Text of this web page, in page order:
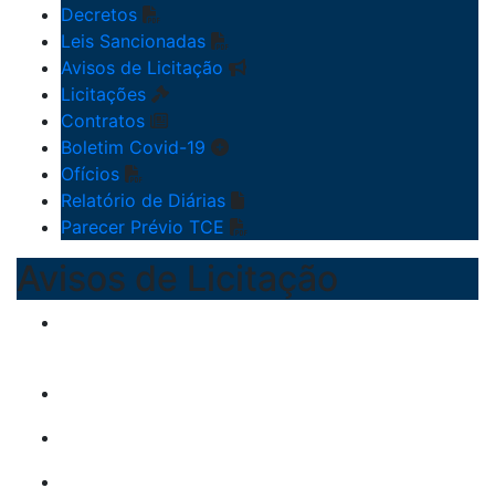
Decretos
Leis Sancionadas
Avisos de Licitação
Licitações
Contratos
Boletim Covid-19
Ofícios
Relatório de Diárias
Parecer Prévio TCE
Avisos de Licitação